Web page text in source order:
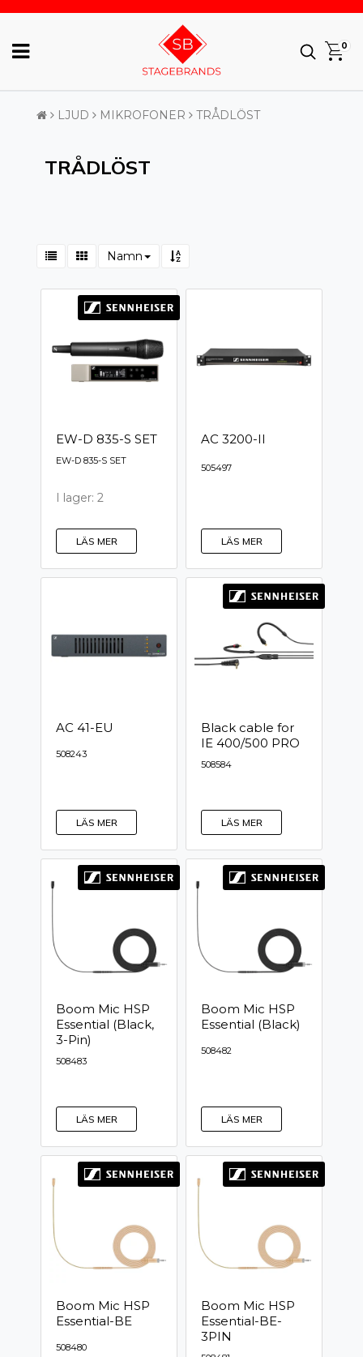
0
LJUD MIKROFONER TRÅDLÖST
TRÅDLÖST
Namn
EW-D 835-S SET
EW-D 835-S SET
I lager: 2
LÄS MER
AC 3200-II
505497
LÄS MER
AC 41-EU
508243
LÄS MER
Black cable for
IE 400/500 PRO
508584
LÄS MER
Boom Mic HSP
Essential (Black,
3-Pin)
508483
LÄS MER
Boom Mic HSP
Essential (Black)
508482
LÄS MER
Boom Mic HSP
Essential-BE
508480
Boom Mic HSP
Essential-BE-
3PIN